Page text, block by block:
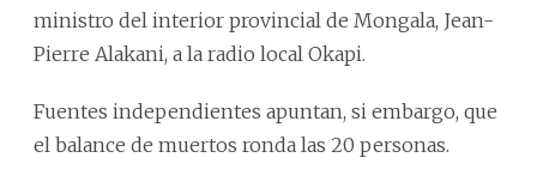
ministro del interior provincial de Mongala, Jean-
Pierre Alakani, a la radio local Okapi.
Fuentes independientes apuntan, si embargo, que
el balance de muertos ronda las 20 personas.